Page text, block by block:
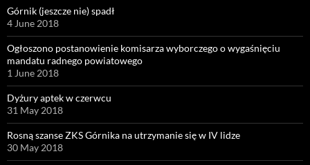
Górnik (jeszcze nie) spadł
4 June 2018
Ogłoszono postanowienie komisarza wyborczego o wygaśnięciu
mandatu radnego powiatowego
1 June 2018
Dyżury aptek w czerwcu
31 May 2018
Rosną szanse ZKS Górnika na utrzymanie się w IV lidze
30 May 2018